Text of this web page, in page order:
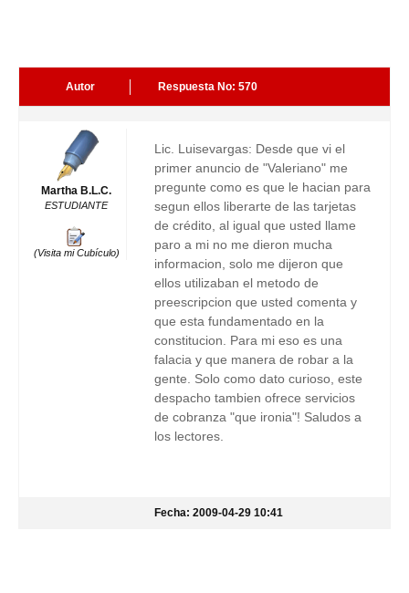
Autor Respuesta No: 570
Martha B.L.C.
ESTUDIANTE
(Visita mi Cubículo)
Lic. Luisevargas: Desde que vi el
primer anuncio de "Valeriano" me
pregunte como es que le hacian para
segun ellos liberarte de las tarjetas
de crédito, al igual que usted llame
paro a mi no me dieron mucha
informacion, solo me dijeron que
ellos utilizaban el metodo de
preescripcion que usted comenta y
que esta fundamentado en la
constitucion. Para mi eso es una
falacia y que manera de robar a la
gente. Solo como dato curioso, este
despacho tambien ofrece servicios
de cobranza "que ironia"! Saludos a
los lectores.
Fecha: 2009-04-29 10:41